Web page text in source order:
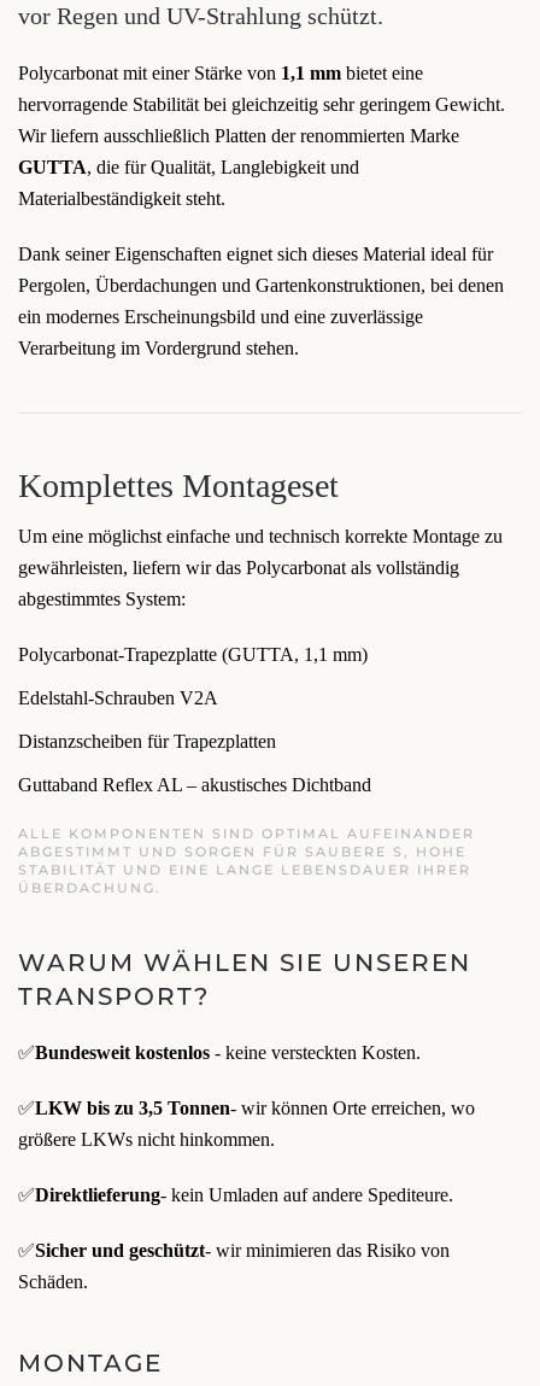
vor Regen und UV-Strahlung schützt.
Polycarbonat mit einer Stärke von 1,1 mm bietet eine
hervorragende Stabilität bei gleichzeitig sehr geringem Gewicht.
Wir liefern ausschließlich Platten der renommierten Marke
GUTTA, die für Qualität, Langlebigkeit und
Materialbeständigkeit steht.
Dank seiner Eigenschaften eignet sich dieses Material ideal für
Pergolen, Überdachungen und Gartenkonstruktionen, bei denen
ein modernes Erscheinungsbild und eine zuverlässige
Verarbeitung im Vordergrund stehen.
Komplettes Montageset
Um eine möglichst einfache und technisch korrekte Montage zu
gewährleisten, liefern wir das Polycarbonat als vollständig
abgestimmtes System:
Polycarbonat-Trapezplatte (GUTTA, 1,1 mm)
Edelstahl-Schrauben V2A
Distanzscheiben für Trapezplatten
Guttaband Reflex AL – akustisches Dichtband
ALLE KOMPONENTEN SIND OPTIMAL AUFEINANDER
ABGESTIMMT UND SORGEN FÜR SAUBERE S, HOHE
STABILITÄT UND EINE LANGE LEBENSDAUER IHRER
ÜBERDACHUNG.
WARUM WÄHLEN SIE UNSEREN
TRANSPORT?
✅Bundesweit kostenlos - keine versteckten Kosten.
✅LKW bis zu 3,5 Tonnen- wir können Orte erreichen, wo
größere LKWs nicht hinkommen.
✅Direktlieferung- kein Umladen auf andere Spediteure.
✅Sicher und geschützt- wir minimieren das Risiko von
Schäden.
MONTAGE